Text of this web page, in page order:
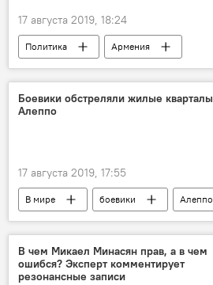
17 августа 2019, 18:24
Политика
Армения
Нагорный Карабах
Кавказ
Азербайджан
Арцрун Ованнисян
Минобороны
Боевики обстреляли жилые кварталы
Алеппо
17 августа 2019, 17:55
В мире боевики
Алеппо
удар
город
В чем Микаел Минасян прав, а в чем
ошибся? Эксперт комментирует
резонансные записи